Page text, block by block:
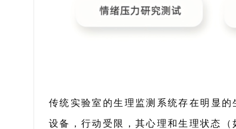
传统实验室的生理监测系统存在明显
设备，行动受限，其心理和生理状态